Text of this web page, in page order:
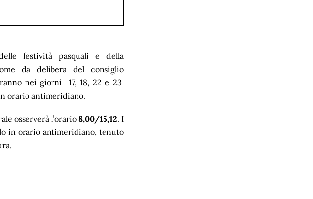
festività pasquali e della
da delibera del consiglio
nei giorni 17, 18, 22 e 23
orario antimeridiano.
osserverà l’orario 8,00/15,12. I
in orario antimeridiano, tenuto